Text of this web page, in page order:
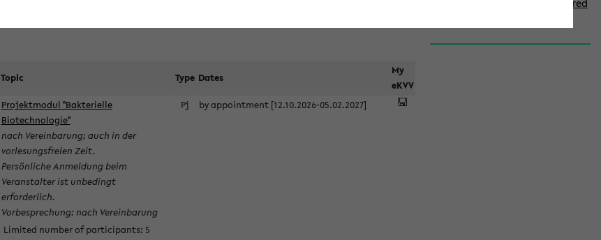
Topic Type Dates
My
eKVV
Projektmodul "Bakterielle
Biotechnologie"
nach Vereinbarung; auch in der
vorlesungsfreien Zeit.
Persönliche Anmeldung beim
Veranstalter ist unbedingt
erforderlich.
Vorbesprechung: nach Vereinbarung
Limited number of participants: 5
Pj by appointment [12.10.2026-05.02.2027]